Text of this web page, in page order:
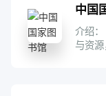
中国
介绍
与资